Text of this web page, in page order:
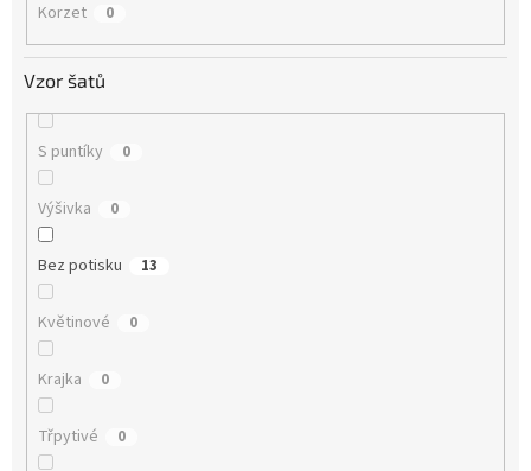
Korzet 0
Vzor šatů
S puntíky 0
Výšivka 0
Bez potisku 13
Květinové 0
Krajka 0
Třpytivé 0